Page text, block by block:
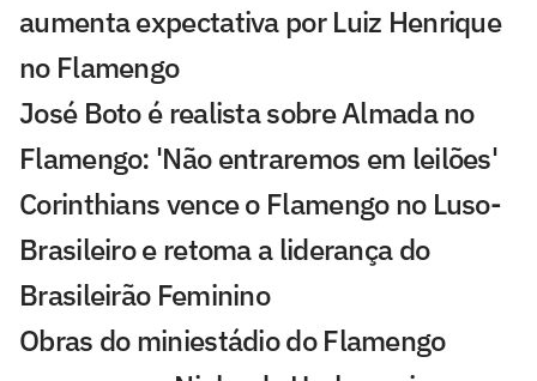
aumenta expectativa por Luiz Henrique
no Flamengo
José Boto é realista sobre Almada no
Flamengo: 'Não entraremos em leilões'
Corinthians vence o Flamengo no Luso-
Brasileiro e retoma a liderança do
Brasileirão Feminino
Obras do miniestádio do Flamengo